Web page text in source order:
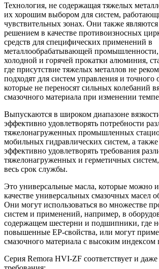
Технология, не содержащая тяжелых
их хорошим выбором для систем,
чувствительных зонах. Они также
решением в качестве противоизносных
средств для специфических применений в
металлообрабатывающей промышленности,
холодной и горячей прокатки алюминия,
где присутствие тяжелых металлов не
подходят для систем управления и точного
которые не переносят сильных колебаний
смазочного материала при изменении
Выпускаются в широком диапазоне
эффективно удовлетворять потребности
тяжелонагруженных промышленных
мобильных гидравлических систем, а
эффективно удовлетворять требования
тяжелонагруженных и герметичных
весь срок службы.
Это универсальные масла, которые можно
качестве универсальных смазочных масел
Они могут использоваться во множестве
систем и применений, например, в
содержащем шестерни и подшипники, где
повышенные EP-свойства, или могут
смазочного материала с высоким индексом
Серия Remora HVI-ZF соответствует и